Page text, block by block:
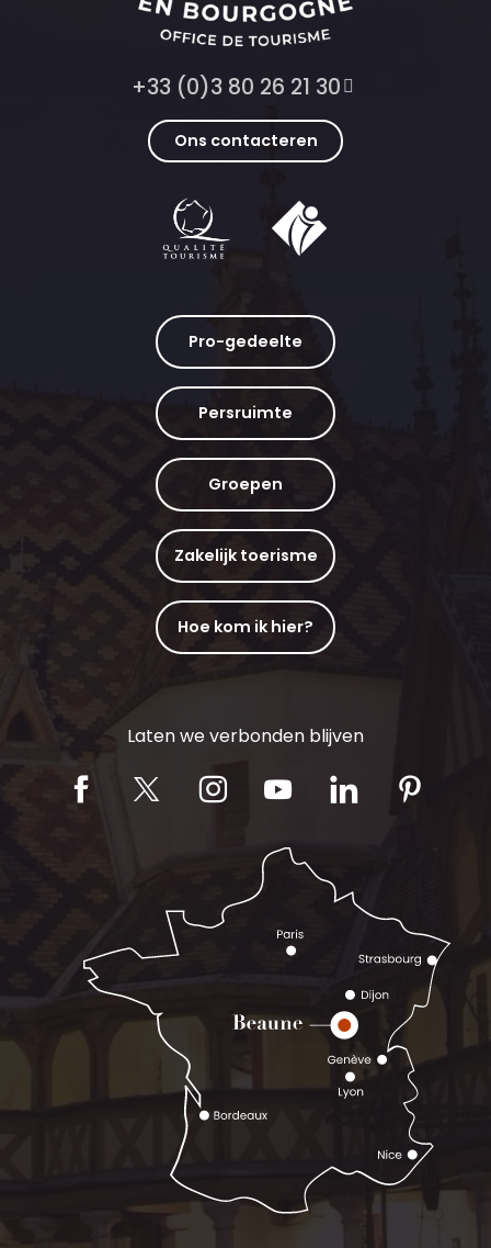
+33 (0)3 80 26 21 30
Ons contacteren
Pro-gedeelte
Persruimte
Groepen
Zakelijk toerisme
Hoe kom ik hier?
Laten we verbonden blijven